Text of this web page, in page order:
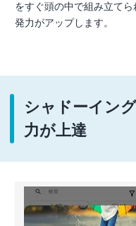
をすぐ頭の中で組み立て
発力がアップします。
シャドーイン
力が上達